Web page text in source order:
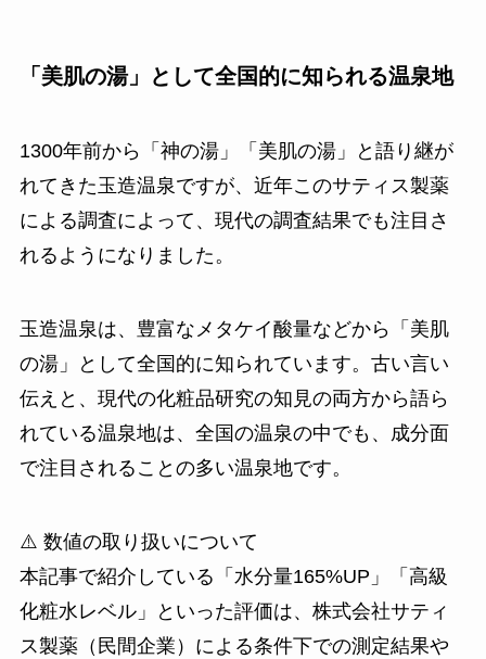
「美肌の湯」として全国的に知られる温泉地
1300年前から「神の湯」「美肌の湯」と語り継が
れてきた玉造温泉ですが、近年このサティス製薬
による調査によって、現代の調査結果でも注目さ
れるようになりました。
玉造温泉は、豊富なメタケイ酸量などから「美肌
の湯」として全国的に知られています。古い言い
伝えと、現代の化粧品研究の知見の両方から語ら
れている温泉地は、全国の温泉の中でも、成分面
で注目されることの多い温泉地です。
⚠️ 数値の取り扱いについて
本記事で紹介している「水分量165%UP」「高級
化粧水レベル」といった評価は、株式会社サティ
ス製薬（民間企業）による条件下での測定結果や